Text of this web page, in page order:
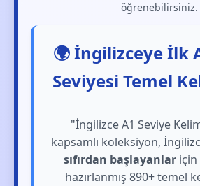
öğrenebilirsiniz.
🌍 İngilizceye İlk
Seviyesi Temel
"İngilizce A1 Seviye
kapsamlı koleksiyon,
sıfırdan başlayanlariçin
hazırlanmış 890+ temel